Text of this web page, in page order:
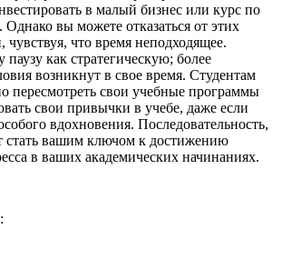
в малый бизнес или курс по
вы можете отказаться от этих
чувствуя, что время неподходящее.
паузу как стратегическую; более
возникнут в свое время. Студентам
пересмотреть свои учебные программы
свои привычки в учебе, даже если
вдохновения. Последовательность,
стать вашим ключом к достижению
в ваших академических начинаниях.